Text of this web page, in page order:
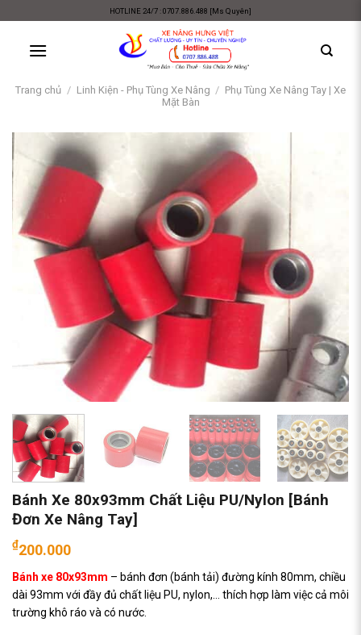
content
HOTLINE 24/7 : 0707.886.488 [Ms Quyên]
Trang chủ / Linh Kiện - Phụ Tùng Xe Nâng / Phụ Tùng Xe Nâng Tay | Xe
Mặt Bàn
Bánh Xe 80x93mm Chất Liệu PU/Nylon [Bánh
Đơn Xe Nâng Tay]
₫200.000
Bánh xe 80x93mm – bánh đơn (bánh tải) đường kính 80mm, chiều
dài 93mm với đầy đủ chất liệu PU, nylon,… thích hợp làm việc cả môi
trường khô ráo và có nước.